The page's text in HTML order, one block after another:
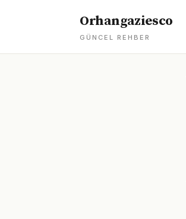
Orhangaziesco
GÜNCEL REHBER